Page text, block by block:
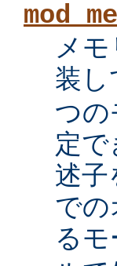
メ
装し
つの
定
述子
で
るモ